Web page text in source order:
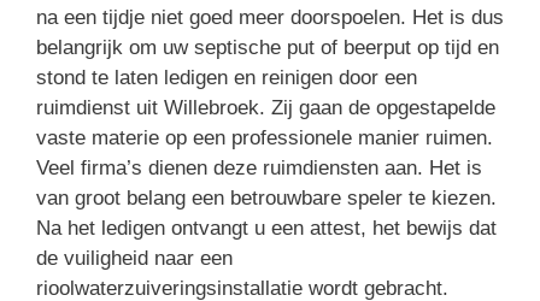
na een tijdje niet goed meer doorspoelen. Het is dus
belangrijk om uw septische put of beerput op tijd en
stond te laten ledigen en reinigen door een
ruimdienst uit Willebroek. Zij gaan de opgestapelde
vaste materie op een professionele manier ruimen.
Veel firma’s dienen deze ruimdiensten aan. Het is
van groot belang een betrouwbare speler te kiezen.
Na het ledigen ontvangt u een attest, het bewijs dat
de vuiligheid naar een
rioolwaterzuiveringsinstallatie wordt gebracht.